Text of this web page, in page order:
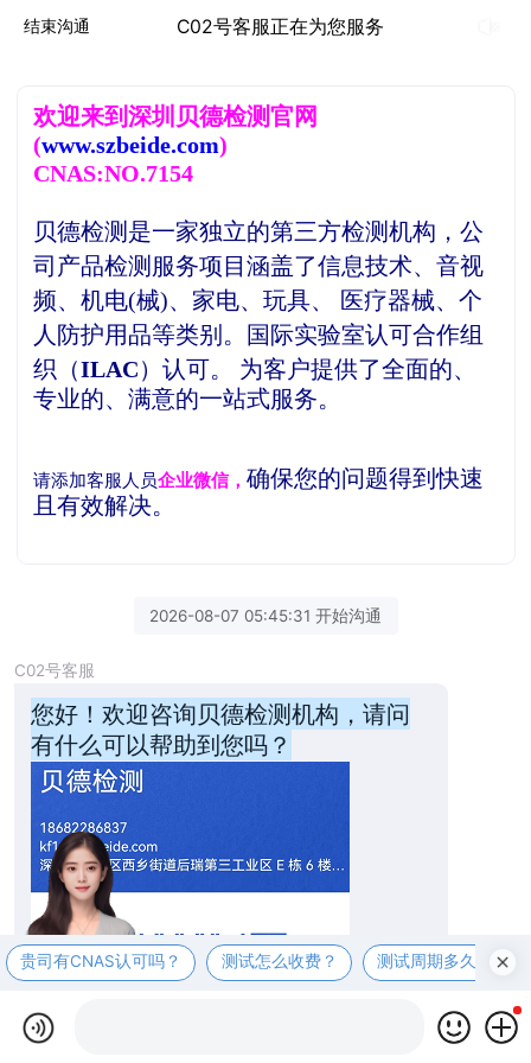
结束沟通 C02号客服正在为您服务
欢迎来到深圳贝德检测官网
(www.szbeide.com)
CNAS:NO.7154
贝德检测是一家独立的第三方检测机构，公
司产品检测服务项目涵盖了信息技术、音视
频、机电(械)、家电、玩具、 医疗器械、个
人防护用品等类别。
国际实验室认可合作组
织（ILAC）认可。
为客户提供了全面的、
专业的、满意的一站式服务。
请添加客服人员企业微信，确保您的问题得到快速
且有效解决。
2026-08-07 05:45:31 开始沟通
C02号客服
您好！欢迎咨询贝德检测机构，请问
有什么可以帮助到您吗？
贵司有CNAS认可吗？ 测试怎么收费？ 测试周期多久？